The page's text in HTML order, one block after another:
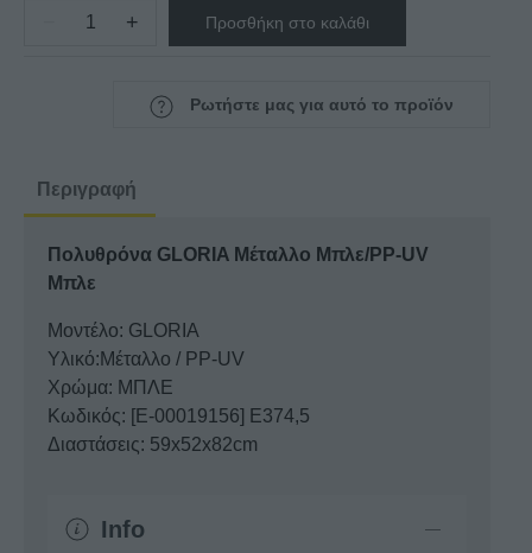
Πολυθρόνα
Μπλε
ποσότητα
+ Προσθήκη στο καλάθι
Ρωτήστε μας για αυτό το προϊόν
Περιγραφή
Πολυθρόνα GLORIA Μέταλλο Μπλε/PP-UV
Μπλε
Μοντέλο: GLORIA
Υλικό:Μέταλλο / PP-UV
Χρώμα: ΜΠΛΕ
Κωδικός: [Ε-00019156] Ε374,5
Διαστάσεις: 59x52x82cm
Info